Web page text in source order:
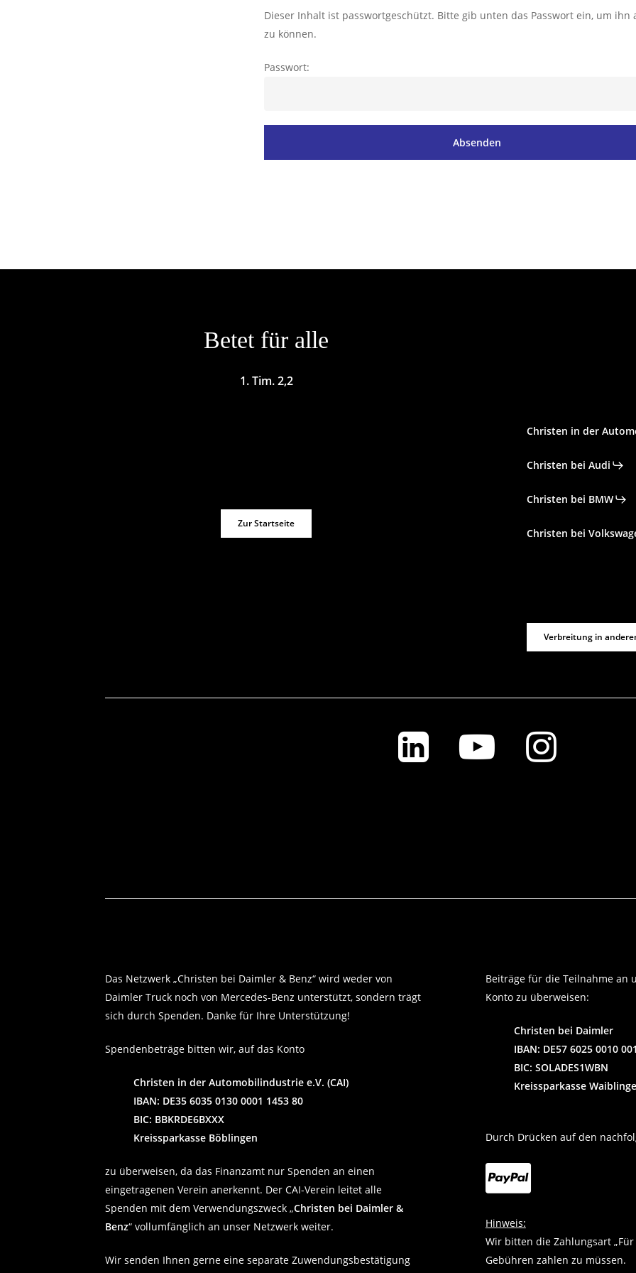
Dieser Inhalt ist passwortgeschützt. Bitte gib unten das Passwort ein, um ihn
zu können.
Passwort:
Betet für alle
1. Tim. 2,2
Zur Startseite
Christen in der
Christen bei Audi
Christen bei BMW
Christen bei
Verbreitung in
Das Netzwerk „Christen bei Daimler & Benz“ wird weder von
Daimler Truck noch von Mercedes-Benz unterstützt, sondern trägt
sich durch Spenden. Danke für Ihre Unterstützung!
Spendenbeträge bitten wir, auf das Konto
Christen in der Automobilindustrie e.V. (CAI)
IBAN: DE35 6035 0130 0001 1453 80
BIC: BBKRDE6BXXX
Kreissparkasse Böblingen
zu überweisen, da das Finanzamt nur Spenden an einen
eingetragenen Verein anerkennt. Der CAI-Verein leitet alle
Spenden mit dem Verwendungszweck „Christen bei Daimler &
Benz“ vollumfänglich an unser Netzwerk weiter.
Wir senden Ihnen gerne eine separate Zuwendungsbestätigung
Beiträge für die Teilnahme an
Konto zu überweisen:
Christen bei Daimler
IBAN: DE57 6025 0010
BIC: SOLADES1WBN
Kreissparkasse
Durch Drücken auf den
Hinweis:
Wir bitten die Zahlungsart
Gebühren zahlen zu müssen.